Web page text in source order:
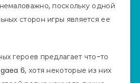
поскольку одной
сторон игры является ее
героев предлагает что-то
6, хотя некоторые из них